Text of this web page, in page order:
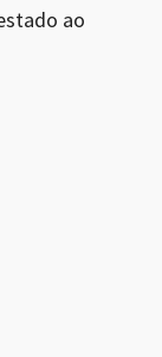
ao